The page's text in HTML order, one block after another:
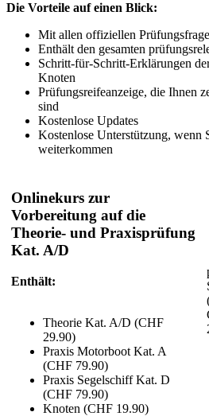
Die Vorteile auf einen Blick:
Mit allen offiziellen
Enthält den gesamten
Schritt-für-Schritt-Erklärungen
Knoten
Prüfungsreifeanzeige, die Ihnen
sind
Kostenlose Updates
Kostenlose Unterstützung, wenn
weiterkommen
Onlinekurs zur
Vorbereitung auf die
Theorie- und Praxisprüfung
Kat. A/D
Enthält:
Theorie Kat. A/D (CHF
29.90)
Praxis Motorboot Kat. A
(CHF 79.90)
Praxis Segelschiff Kat. D
(CHF 79.90)
Knoten (CHF 19.90)